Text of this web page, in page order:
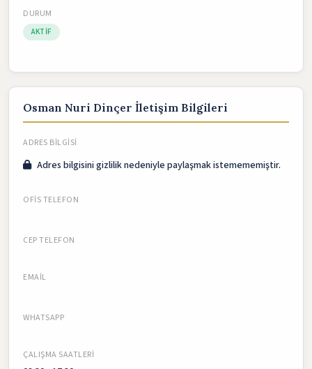
DURUM
AKTIF
Osman Nuri Dinçer İletişim Bilgileri
ADRES BILGISI
Adres bilgisini gizlilik nedeniyle paylaşmak istemememiştir.
OFIS TELEFON
CEP TELEFON
EMAIL
WHATSAPP
ÇALIŞMA SAATLERI